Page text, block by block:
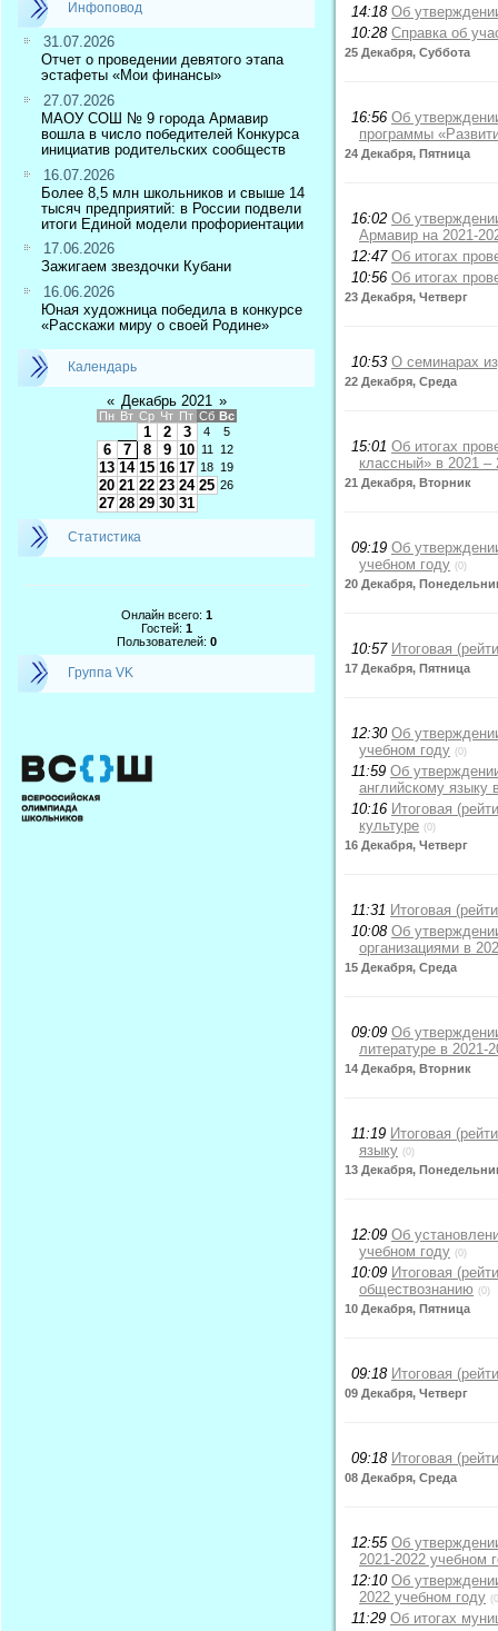
Инфоповод
31.07.2026
Отчет о проведении девятого этапа
эстафеты «Мои финансы»
27.07.2026
МАОУ СОШ № 9 города Армавир
вошла в число победителей Конкурса
инициатив родительских сообществ
16.07.2026
Более 8,5 млн школьников и свыше 14
тысяч предприятий: в России подвели
итоги Единой модели профориентации
17.06.2026
Зажигаем звездочки Кубани
16.06.2026
Юная художница победила в конкурсе
«Расскажи миру о своей Родине»
Календарь
« Декабрь 2021 »
Пн Вт Ср Чт Пт Сб Вс
1 2 3 4 5
6 7 8 9 10 11 12
13 14 15 16 17 18 19
20 21 22 23 24 25 26
27 28 29 30 31
Статистика
Онлайн всего: 1
Гостей: 1
Пользователей: 0
Группа VK
14:18 Об
10:28 Справка об
25 Декабря, Суббота
16:56 Об
программы
24 Декабря, Пятница
16:02 Об
Армавир на 2021-
12:47 Об итогах
10:56 Об итогах
23 Декабря, Четверг
10:53 О семинарах
22 Декабря, Среда
15:01 Об итогах
классный» в 2021 –
21 Декабря, Вторник
09:19 Об
учебном году (0)
20 Декабря,
10:57 Итоговая
17 Декабря, Пятница
12:30 Об
учебном году (0)
11:59 Об
английскому языку
10:16 Итоговая
культуре (0)
16 Декабря, Четверг
11:31 Итоговая
10:08 Об
организациями в
15 Декабря, Среда
09:09 Об
литературе в 2021-
14 Декабря, Вторник
11:19 Итоговая
языку (0)
13 Декабря,
12:09 Об
учебном году (0)
10:09 Итоговая
обществознанию (0)
10 Декабря, Пятница
09:18 Итоговая
09 Декабря, Четверг
09:18 Итоговая
08 Декабря, Среда
12:55 Об
2021-2022 учебном
12:10 Об
2022 учебном году
11:29 Об итогах